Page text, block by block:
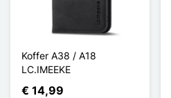
Koffer A38 / A18
LC.IMEEKE
€ 14,99